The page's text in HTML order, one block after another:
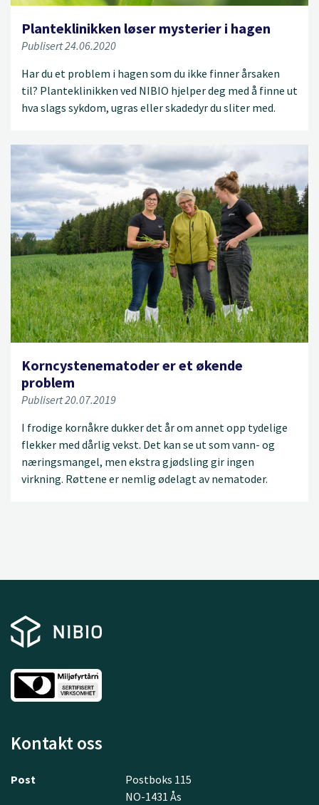
Planteklinikken løser mysterier i hagen
Publisert 24.06.2020
Har du et problem i hagen som du ikke finner årsaken
til? Planteklinikken ved NIBIO hjelper deg med å finne ut
hva slags sykdom, ugras eller skadedyr du sliter med.
Korncystenematoder er et økende
problem
Publisert 20.07.2019
I frodige kornåkre dukker det år om annet opp tydelige
flekker med dårlig vekst. Det kan se ut som vann- og
næringsmangel, men ekstra gjødsling gir ingen
virkning. Røttene er nemlig ødelagt av nematoder.
Kontakt oss
Post
Postboks 115
NO-1431 Ås